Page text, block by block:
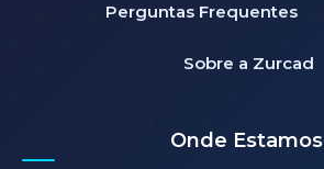
Perguntas Frequentes
Sobre a Zurcad
Onde Estamos